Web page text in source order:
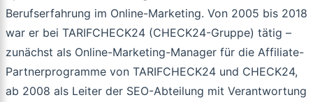
Berufserfahrung im Online-Marketing. Von 2005 bis 2018
war er bei TARIFCHECK24 (CHECK24-Gruppe) tätig –
zunächst als Online-Marketing-Manager für die Affiliate-
Partnerprogramme von TARIFCHECK24 und CHECK24,
ab 2008 als Leiter der SEO-Abteilung mit Verantwortung